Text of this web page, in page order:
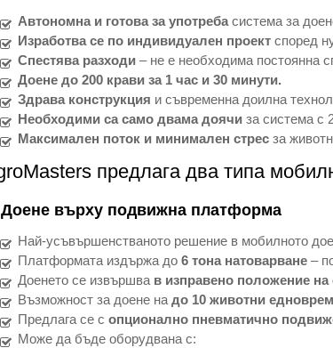
Автономна и готова за употребасистема за
Изработва се по индивидуален проектспоред
Спестява разходи– не е необходима постоянна
Доене до 200 крави за 1 час и 30 минути.
Здрава конструкция и съвременна доилна
Необходими са само двама доячиза система с
Максимален поток и минимален стресза
предлага два типа
Доене върху подвижна платформа
Най-усъвършенстваното решение в мобилното
Платформата издържа до 6 тона натоварване–
Доенето се извършва в изправено положение на
Възможност за доене на до 10 животни
Предлага се с опционално пневматично
Може да бъде оборудвана с: